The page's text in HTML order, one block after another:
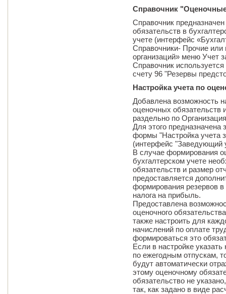
Справочник
Справочник
обязательств в
учете (интерфейс
Справочники- Прочие
организаций» меню Учет
Справочник
счету 96 "Резервы
Настройка учета по
Добавлена возможность
оценочных обязательств
раздельно по
Для этого предназначена
формы "Настройка учета
(интерфейс "Заведующий
В случае формирования
бухгалтерском учете
обязательств и размер
предоставляется
формирования резервов
налога на прибыль.
Предоставлена
оценочного
также настроить для
начислений по оплате
формироваться это
Если в настройке
по ежегодным отпускам,
будут автоматически
этому оценочному
обязательство не
так, как задано в виде